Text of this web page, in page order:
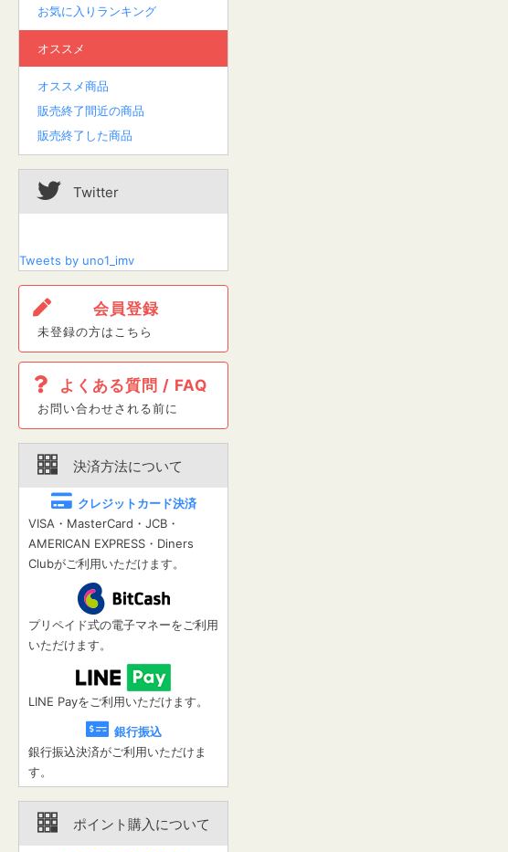
お気に入りランキング
オススメ
オススメ商品
販売終了間近の商品
販売終了した商品
Twitter
Tweets by uno1_imv
会員登録
未登録の方はこちら
よくある質問 / FAQ
お問い合わせされる前に
決済方法について
クレジットカード決済
VISA・MasterCard・JCB・
AMERICAN EXPRESS・Diners
Clubがご利用いただけます。
プリペイド式の電子マネーをご利用
いただけます。
LINE Payをご利用いただけます。
銀行振込
銀行振込決済がご利用いただけま
す。
ポイント購入について